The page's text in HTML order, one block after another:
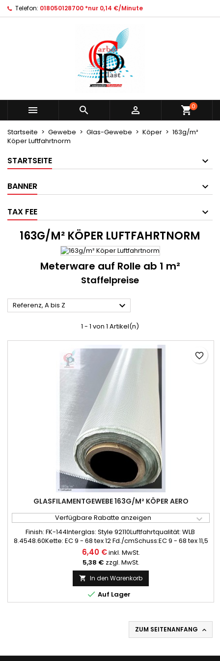
Telefon: 018050128700 *nur 0,14 €/Minute
   shopping_cart0
Startseite Gewebe Glas-Gewebe Köper
163g/m²
Köper Luftfahrtnorm
STARTSEITE
BANNER
TAX FEE
163G/M² KÖPER LUFTFAHRTNORM
Meterware auf Rolle ab 1 m²
Staffelpreise
Referenz, A bis Z 
1 - 1 von 1 Artikel(n)
GLASFILAMENTGEWEBE 163G/M² KÖPER AERO
Verfügbare Rabatte anzeigen 
Finish: FK-144Interglas: Style 92110Luftfahrtqualität: WLB
8.4548.60Kette: EC 9 - 68 tex 12 Fd./cmSchuss:EC 9 - 68 tex 11,5
Fd./cmFlächengewicht: 163g/m²Bindung: KöperBreite: 100 cm
6,40 €inkl. MwSt.
5,38 € zzgl. MwSt.
 In den Warenkorb
 Auf Lager
favorite_border
ZUM SEITENANFANG 
Ihre Wunschlisten ×
Neue Liste anlegen
((modalTitle)) ×
((cancelText)) ((modalDeleteText))
Wunschliste erstellen ×
Name der Wunschliste
Anmelden ×
Sie müssen angemeldet sein, um Artikel Ihrer
Wunschliste hinzufügen zu können.
Abbrechen